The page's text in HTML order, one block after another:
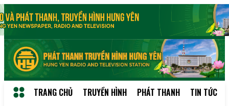
TRANG CHỦ TRUYỀN HÌNH PHÁT THANH TIN TỨC